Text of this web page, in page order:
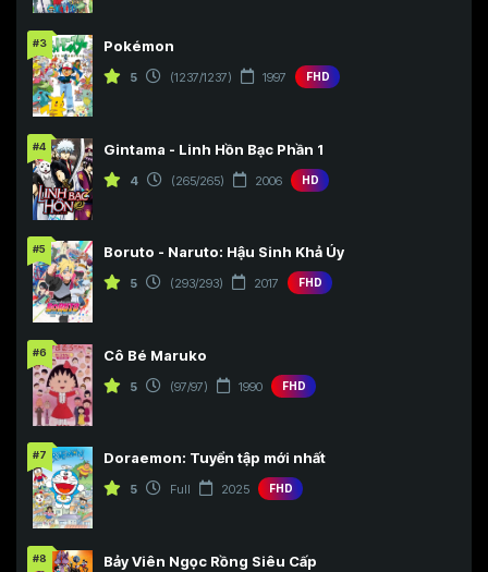
#3 Pokémon
5 (1237/1237) 1997 FHD
#4 Gintama - Linh Hồn Bạc Phần 1
4 (265/265) 2006 HD
#5 Boruto - Naruto: Hậu Sinh Khả Úy
5 (293/293) 2017 FHD
#6 Cô Bé Maruko
5 (97/97) 1990 FHD
#7 Doraemon: Tuyển tập mới nhất
5 Full 2025 FHD
#8 Bảy Viên Ngọc Rồng Siêu Cấp